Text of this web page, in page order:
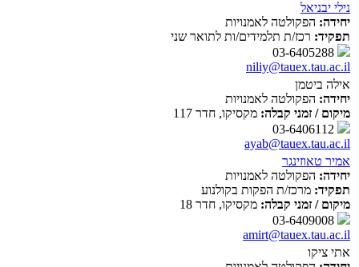
נילי יבניאל
יחידה: הפקולטה לאמנויות
תפקיד: רכז/ת תלמידים/ות לתואר שני
niliy@tauex.tau.ac.il
אילה ביטמן
יחידה: הפקולטה לאמנויות
מיקום / זמני קבלה: מקסיקו, חדר 117
ayab@tauex.tau.ac.il
אמיר טאוזינגר
יחידה: הפקולטה לאמנויות
תפקיד: מרכז/ת הפקות בקולנוע
מיקום / זמני קבלה: מקסיקו, חדר 18
amirt@tauex.tau.ac.il
אתי ציקו